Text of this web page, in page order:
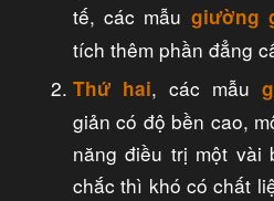
tế, các mẫu giường
tích thêm phần đẳng
Thứ hai, các mẫu
giản có độ bền cao,
năng điều trị một vài
chắc thì khó có chất